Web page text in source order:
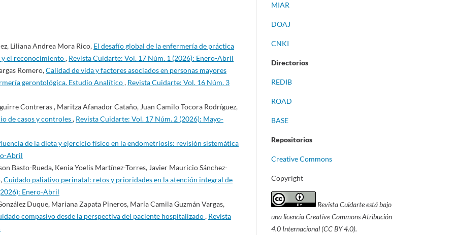
Liliana Andrea Mora Rico, El desafío global de la enfermería de práctica
y el reconocimiento, Revista Cuidarte: Vol. 17 Núm. 1 (2026): Enero-Abril
Romero,Calidad de vida y factores asociados en personas mayores
gerontológica. Estudio Analítico, Revista Cuidarte: Vol. 16 Núm. 3
Contreras , Maritza Afanador Cataño, Juan Camilo Tocora Rodríguez,
de casos y controles, Revista Cuidarte: Vol. 17 Núm. 2 (2026): Mayo-
de la dieta y ejercicio físico en la endometriosis: revisión sistemática
Abril
Basto-Rueda, Kenia Yoelis Martínez-Torres, Javier Mauricio Sánchez-
Cuidado paliativo perinatal: retos y prioridades en la atención integral de
Enero-Abril
Duque, Mariana Zapata Pineros, María Camila Guzmán Vargas,
compasivo desde la perspectiva del paciente hospitalizado, Revista
MIAR
DOAJ
CNKI
Directorios
REDIB
ROAD
BASE
Repositorios
Creative Commons
Copyright
Revista Cuidarte está bajo
una licencia Creative Commons Atribución
4.0 Internacional (CC BY 4.0).